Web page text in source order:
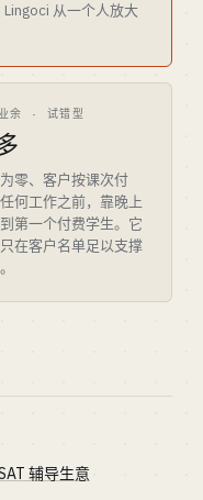
从一个人放大
余 · 试错型
零、客户按课次付
何工作之前，靠晚上
第一个付费学生。它
在客户名单足以支撑
辅导生意